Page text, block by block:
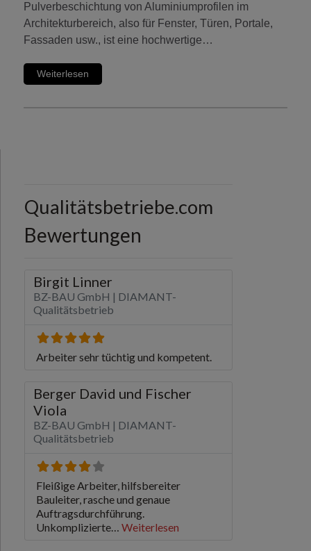
Pulverbeschichtung von Aluminiumprofilen im
Architekturbereich, also für Fenster, Türen, Portale,
Fassaden usw., ist eine hochwertige…
Weiterlesen